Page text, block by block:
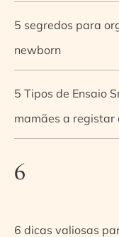
5 segredos para
newborn
5 Tipos de Ensaio
mamães a registar
6
6 dicas valiosas